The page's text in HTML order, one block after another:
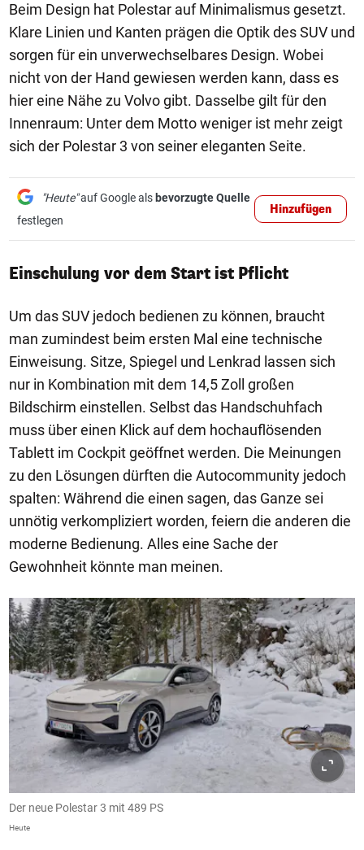
Beim Design hat Polestar auf Minimalismus gesetzt.
Klare Linien und Kanten prägen die Optik des SUV und
sorgen für ein unverwechselbares Design. Wobei
nicht von der Hand gewiesen werden kann, dass es
hier eine Nähe zu Volvo gibt. Dasselbe gilt für den
Innenraum: Unter dem Motto weniger ist mehr zeigt
sich der Polestar 3 von seiner eleganten Seite.
"Heute"auf Google als bevorzugte Quelle
festlegen
Hinzufügen
Einschulung vor dem Start ist Pflicht
Um das SUV jedoch bedienen zu können, braucht
man zumindest beim ersten Mal eine technische
Einweisung. Sitze, Spiegel und Lenkrad lassen sich
nur in Kombination mit dem 14,5 Zoll großen
Bildschirm einstellen. Selbst das Handschuhfach
muss über einen Klick auf dem hochauflösenden
Tablett im Cockpit geöffnet werden. Die Meinungen
zu den Lösungen dürften die Autocommunity jedoch
spalten: Während die einen sagen, das Ganze sei
unnötig verkompliziert worden, feiern die anderen die
moderne Bedienung. Alles eine Sache der
Gewohnheit könnte man meinen.
Der neue Polestar 3 mit 489 PS
Heute